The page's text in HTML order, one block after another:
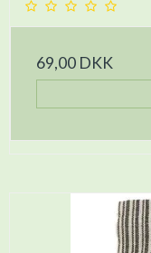
69,00 DKK